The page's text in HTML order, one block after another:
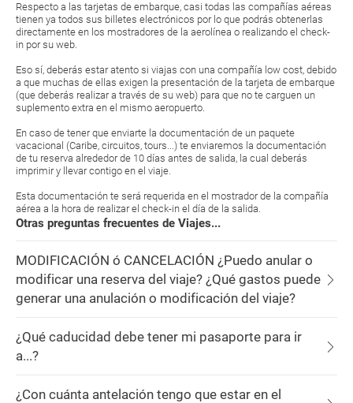
Respecto a las tarjetas de embarque, casi todas las compañías aéreas
tienen ya todos sus billetes electrónicos por lo que podrás obtenerlas
directamente en los mostradores de la aerolínea o realizando el check-
in por su web.
Eso sí, deberás estar atento si viajas con una compañía low cost, debido
a que muchas de ellas exigen la presentación de la tarjeta de embarque
(que deberás realizar a través de su web) para que no te carguen un
suplemento extra en el mismo aeropuerto.
En caso de tener que enviarte la documentación de un paquete
vacacional (Caribe, circuitos, tours...) te enviaremos la documentación
de tu reserva alrededor de 10 días antes de salida, la cual deberás
imprimir y llevar contigo en el viaje.
Esta documentación te será requerida en el mostrador de la compañía
aérea a la hora de realizar el check-in el día de la salida.
Otras preguntas frecuentes de Viajes...
MODIFICACIÓN ó CANCELACIÓN ¿Puedo anular o
modificar una reserva del viaje? ¿Qué gastos puede
generar una anulación o modificación del viaje?
¿Qué caducidad debe tener mi pasaporte para ir
a...?
¿Con cuánta antelación tengo que estar en el